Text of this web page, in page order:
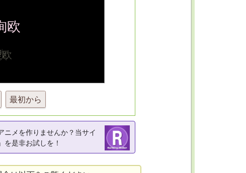
最初から
ニメを作りませんか？当サイ
」を是非お試しを！